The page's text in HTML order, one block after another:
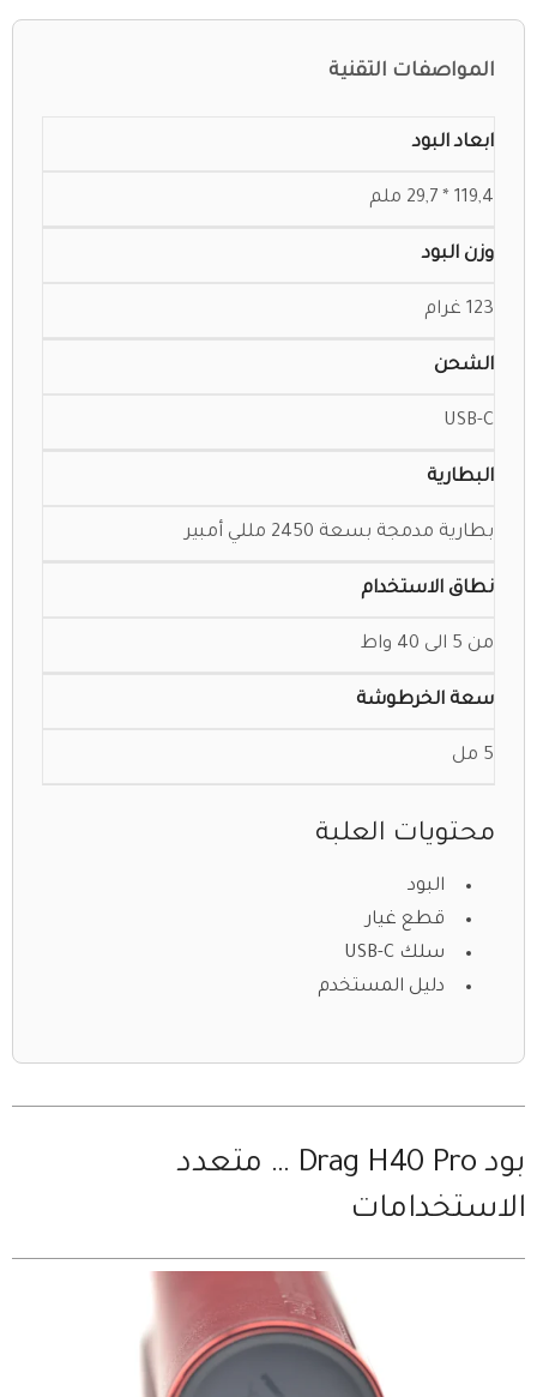
المواصفات التقنية
ابعاد البود
119,4 * 29,7 ملم
وزن البود
123 غرام
الشحن
USB-C
البطارية
بطارية مدمجة بسعة 2450 مللي أمبير
نطاق الاستخدام
من 5 الى 40 واط
سعة الخرطوشة
5 مل
محتويات العلبة
البود
قطع غيار
سلك USB-C
دليل المستخدم
بود Drag H40 Pro … متعدد
الاستخدامات